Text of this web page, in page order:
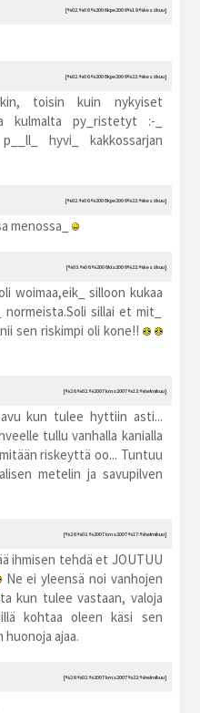
[%02.%06.%2006 kpe2006 %19:%kesäkuu]
[%02.%06.%2006 kpe2006 %22:%kesäkuu]
toisin kuin nykyiset
kulmalta py_ristetyt :-_
hyvi_ kakkossarjan
[%02.%06.%2006 kpe2006 %22:%kesäkuu]
menossa_
[%03.%06.%2006 kla2006 %22:%kesäkuu]
woimaa,eik_ silloon kukaa
sillai et mit_
sen riskimpi oli kone!!
[%26.%02.%2007 kma2007 %13:%helmikuu]
kun tulee hyttiin asti...
tullu vanhalla kanialla
riskeyttä oo... Tuntuu
metelin ja savupilven
[%26.%02.%2007 kma2007 %17:%helmikuu]
ihmisen tehdä et JOUTUU
Ne ei yleensä noi vanhojen
kun tulee vastaan, valoja
kohtaa oleen käsi sen
huonoja ajaa.
[%26.%02.%2007 kma2007 %22:%helmikuu]